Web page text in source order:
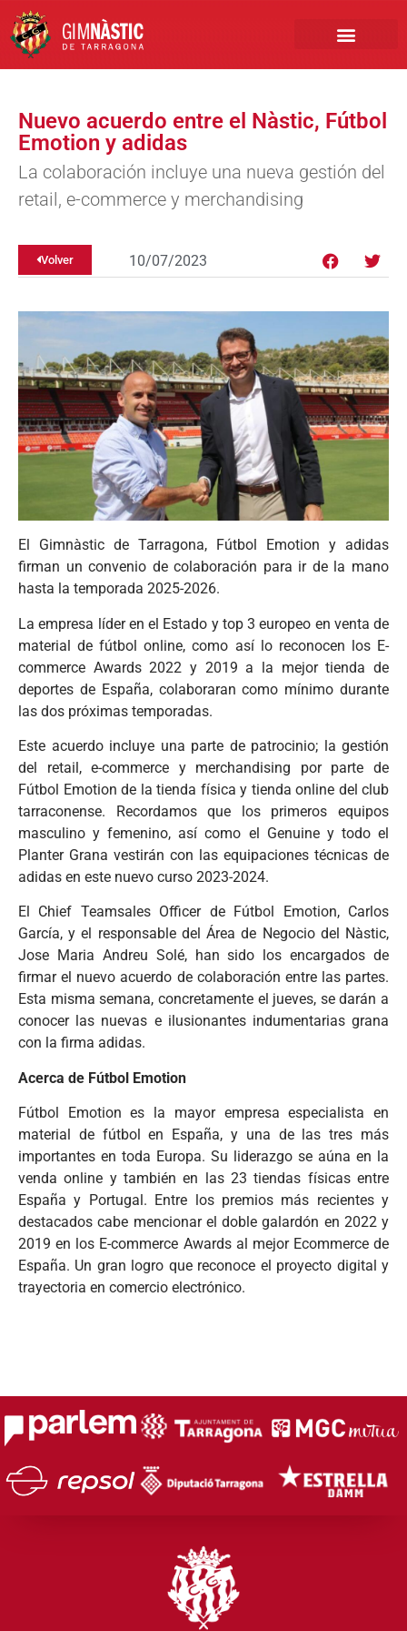
Nuevo acuerdo entre el Nàstic, Fútbol
Emotion y adidas
La colaboración incluye una nueva gestión del
retail, e-commerce y merchandising
Volver 10/07/2023
El Gimnàstic de Tarragona, Fútbol Emotion y adidas
firman un convenio de colaboración para ir de la mano
hasta la temporada 2025-2026.
La empresa líder en el Estado y top 3 europeo en venta de
material de fútbol online, como así lo reconocen los E-
commerce Awards 2022 y 2019 a la mejor tienda de
deportes de España, colaboraran como mínimo durante
las dos próximas temporadas.
Este acuerdo incluye una parte de patrocinio; la gestión
del retail, e-commerce y merchandising por parte de
Fútbol Emotion de la tienda física y tienda online del club
tarraconense. Recordamos que los primeros equipos
masculino y femenino, así como el Genuine y todo el
Planter Grana vestirán con las equipaciones técnicas de
adidas en este nuevo curso 2023-2024.
El Chief Teamsales Officer de Fútbol Emotion, Carlos
García, y el responsable del Área de Negocio del Nàstic,
Jose Maria Andreu Solé, han sido los encargados de
firmar el nuevo acuerdo de colaboración entre las partes.
Esta misma semana, concretamente el jueves, se darán a
conocer las nuevas e ilusionantes indumentarias grana
con la firma adidas.
Acerca de Fútbol Emotion
Fútbol Emotion es la mayor empresa especialista en
material de fútbol en España, y una de las tres más
importantes en toda Europa. Su liderazgo se aúna en la
venda online y también en las 23 tiendas físicas entre
España y Portugal. Entre los premios más recientes y
destacados cabe mencionar el doble galardón en 2022 y
2019 en los E-commerce Awards al mejor Ecommerce de
España. Un gran logro que reconoce el proyecto digital y
trayectoria en comercio electrónico.